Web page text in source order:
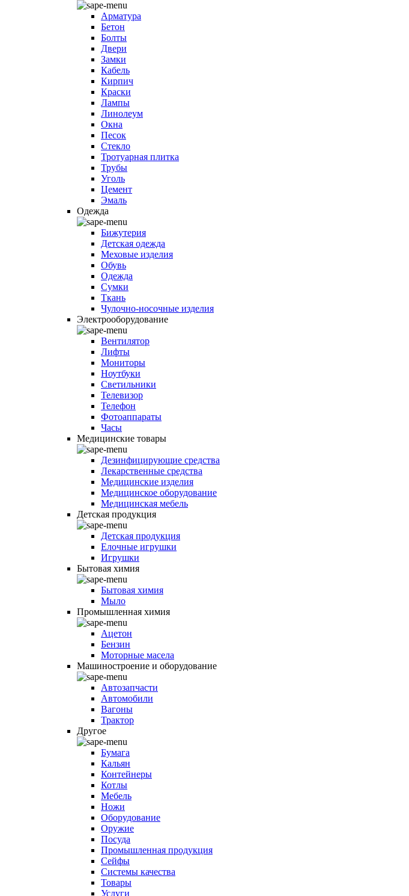
Арматура
Бетон
Болты
Двери
Замки
Кабель
Кирпич
Краски
Лампы
Линолеум
Окна
Песок
Стекло
Тротуарная плитка
Трубы
Уголь
Цемент
Эмаль
Одежда
Бижутерия
Детская одежда
Меховые изделия
Обувь
Одежда
Сумки
Ткань
Чулочно-носочные изделия
Электрооборудование
Вентилятор
Лифты
Мониторы
Ноутбуки
Светильники
Телевизор
Телефон
Фотоаппараты
Часы
Медицинские товары
Дезинфицирующие средства
Лекарственные средства
Медицинские изделия
Медицинское оборудование
Медицинская мебель
Детская продукция
Детская продукция
Елочные игрушки
Игрушки
Бытовая химия
Бытовая химия
Мыло
Промышленная химия
Ацетон
Бензин
Моторные масела
Машиностроение и оборудование
Автозапчасти
Автомобили
Вагоны
Трактор
Другое
Бумага
Кальян
Контейнеры
Котлы
Мебель
Ножи
Оборудование
Оружие
Посуда
Промышленная продукция
Сейфы
Системы качества
Товары
Услуги